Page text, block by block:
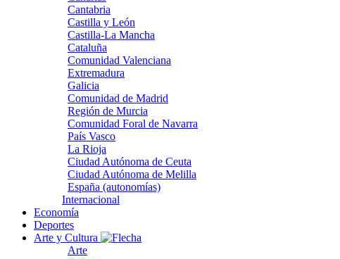
Cantabria
Castilla y León
Castilla-La Mancha
Cataluña
Comunidad Valenciana
Extremadura
Galicia
Comunidad de Madrid
Región de Murcia
Comunidad Foral de Navarra
País Vasco
La Rioja
Ciudad Autónoma de Ceuta
Ciudad Autónoma de Melilla
España (autonomías)
Internacional
Economía
Deportes
Arte y Cultura
Arte